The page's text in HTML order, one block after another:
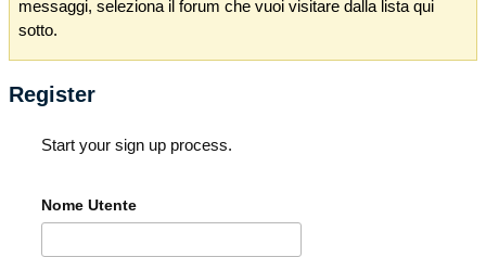
messaggi, seleziona il forum che vuoi visitare dalla lista qui
sotto.
Register
Start your sign up process.
Nome Utente